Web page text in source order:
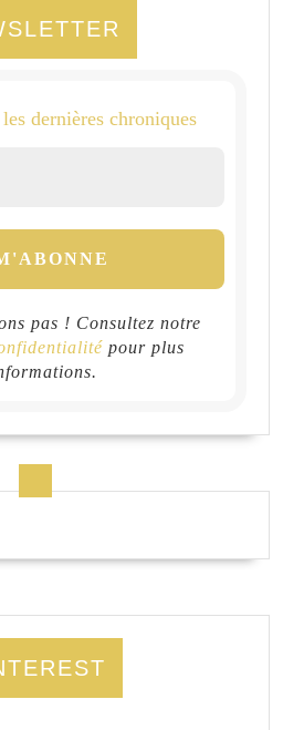
dernières chroniques
pas ! Consultez notre
pour plus